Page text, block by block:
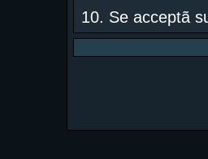
10. Se acceptã